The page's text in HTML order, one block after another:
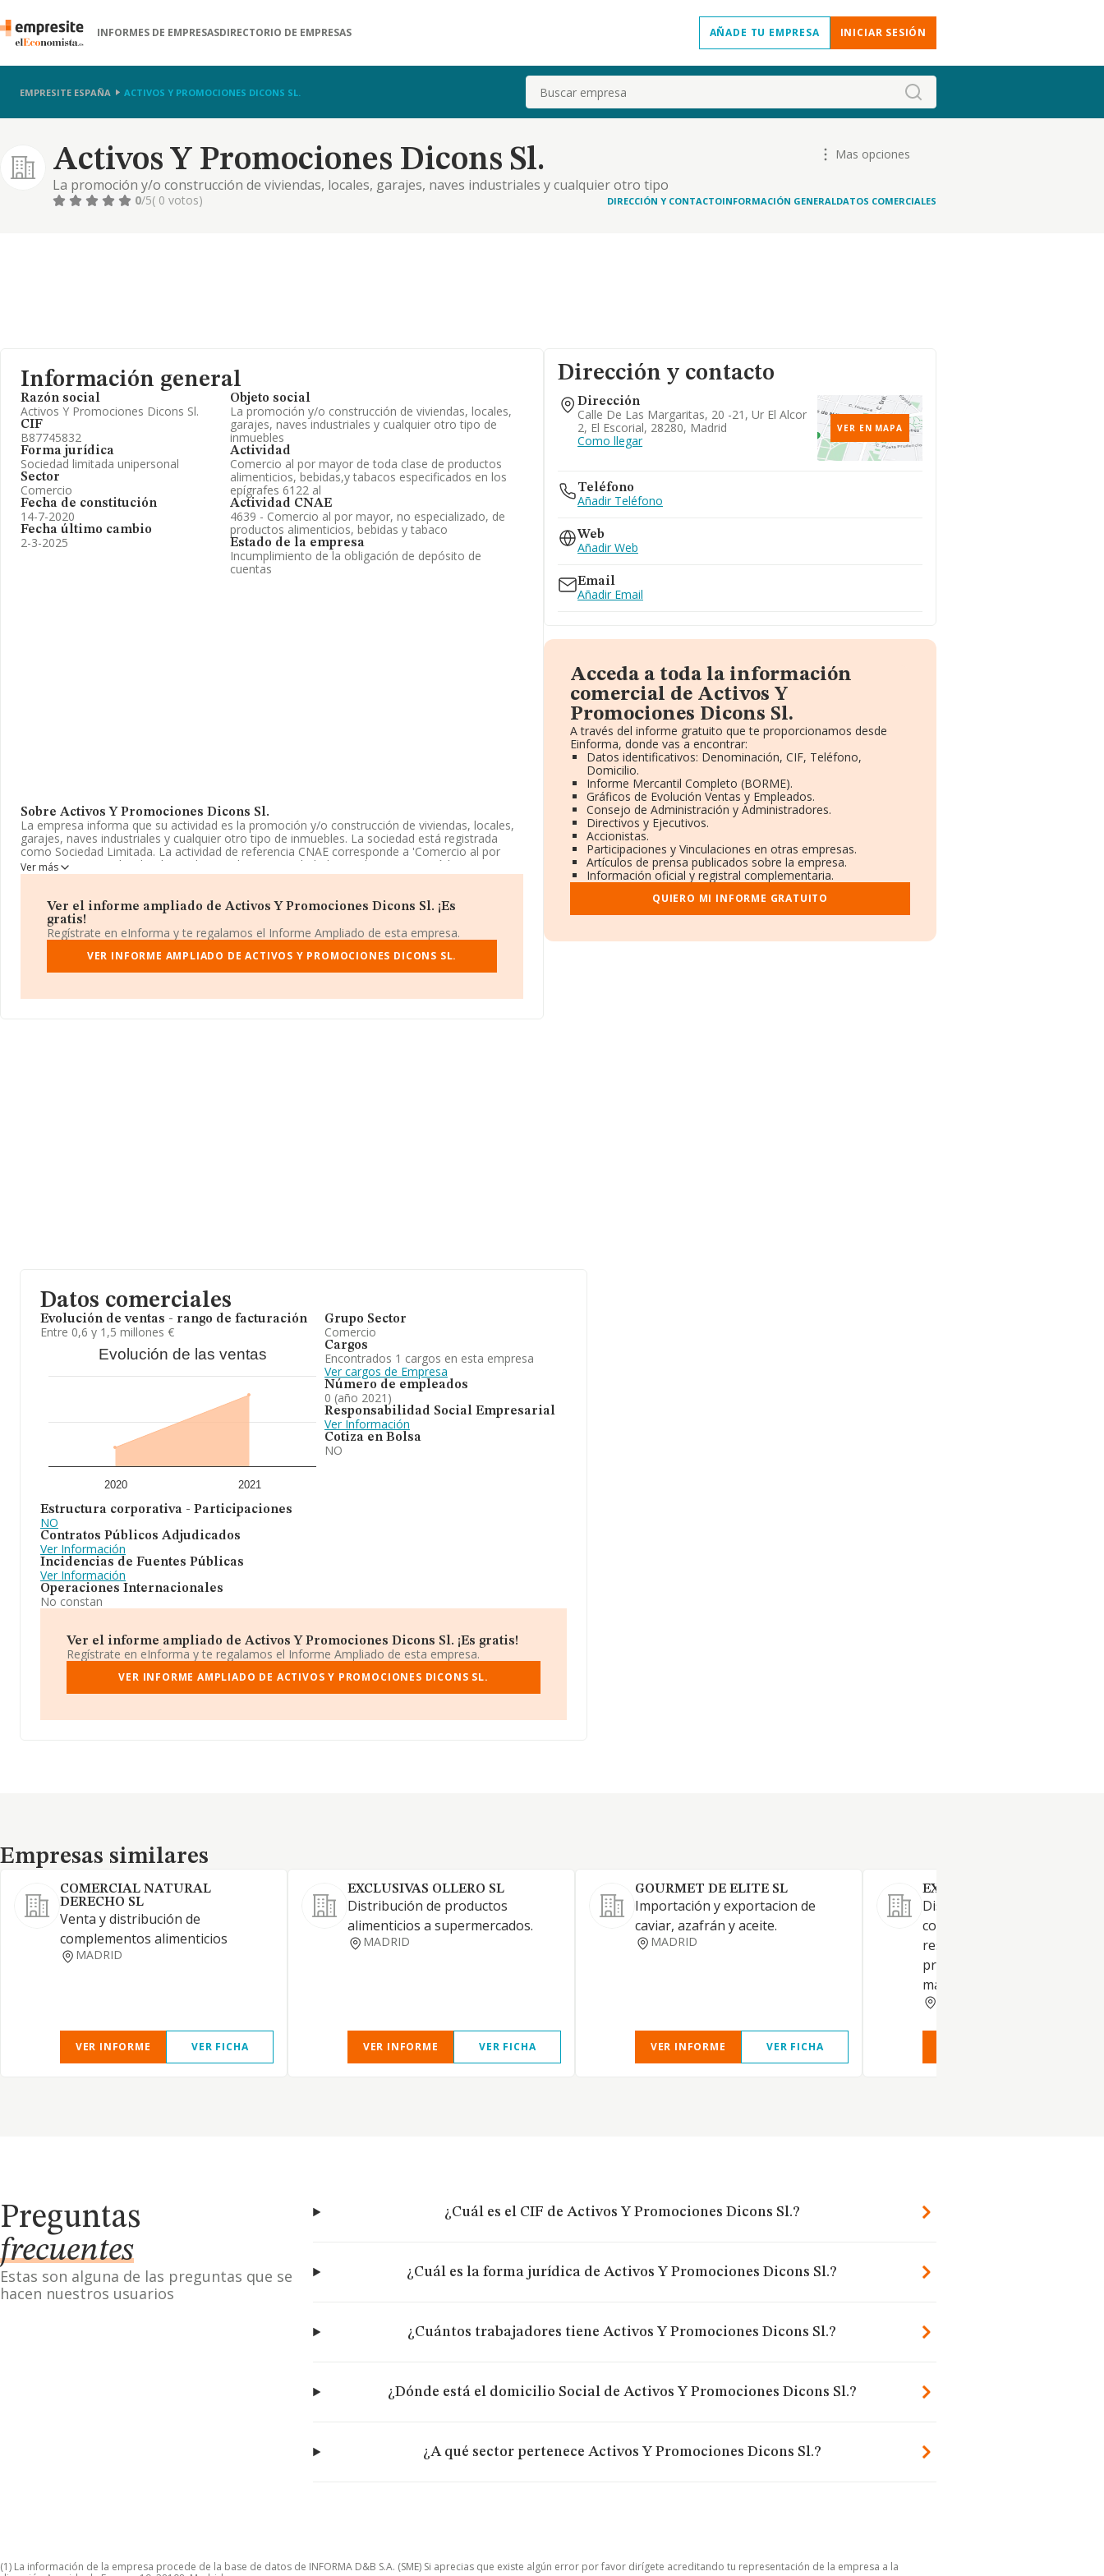
INFORMES DE EMPRESASDIRECTORIO DE EMPRESAS AÑADE TU EMPRESA INICIAR SESIÓN
EMPRESITE ESPAÑA ACTIVOS Y PROMOCIONES DICONS SL. Buscar
Activos Y Promociones Dicons Sl.
La promoción y/o construcción de viviendas, locales, garajes, naves industriales y cualquier otro tipo
de inmuebles
Mas opciones
0/5( 0 votos) DIRECCIÓN Y CONTACTOINFORMACIÓN GENERALDATOS COMERCIALES
Información general
Razón social
Activos Y Promociones Dicons Sl.
CIF
B87745832
Forma jurídica
Sociedad limitada unipersonal
Sector
Comercio
Fecha de constitución
14-7-2020
Fecha último cambio
2-3-2025
Objeto social
La promoción y/o construcción de viviendas, locales,
garajes, naves industriales y cualquier otro tipo de
inmuebles
Actividad
Comercio al por mayor de toda clase de productos
alimenticios, bebidas,y tabacos especificados en los
epígrafes 6122 al
Actividad CNAE
4639 - Comercio al por mayor, no especializado, de
productos alimenticios, bebidas y tabaco
Estado de la empresa
Incumplimiento de la obligación de depósito de
cuentas
Sobre Activos Y Promociones Dicons Sl.
La empresa informa que su actividad es la promoción y/o construcción de viviendas, locales,
garajes, naves industriales y cualquier otro tipo de inmuebles. La sociedad está registrada
como Sociedad Limitada. La actividad de referencia CNAE corresponde a 'Comercio al por
mayor, no especializado, de productos alimenticios, bebidas y tabaco', cuyo Código es 4639.
No realiza actividad de importación y/o exportación.
La empresa Activos y Promociones Dicons S.L, B87745832, tiene domicilio fiscal en Calle
De Las Margaritas núm. 20 -21, Ur El Alcor 2, (28280), El Escorial, Madrid.
En relación con el sector y disponiendo de los datos de hasta 23.763 empresas, la facturación
en el ámbito nacional alcanza los 35.026 millones de euros y el promedio de la facturación de
ventas entre todas las compañías asciende a los 1 millón de euros. Teniendo en cuenta la
ventas han obtenido los 6.821 millones de euros. Finalmente, para completar los datos de
Ver más
Ver el informe ampliado de Activos Y Promociones Dicons Sl. ¡Es
gratis!
Regístrate en eInforma y te regalamos el Informe Ampliado de esta empresa.
VER INFORME AMPLIADO DE ACTIVOS Y PROMOCIONES DICONS SL.
Dirección y contacto
Dirección
Calle De Las Margaritas, 20 -21, Ur El Alcor
2, El Escorial, 28280, Madrid
Como llegar
VER EN MAPA
Teléfono
Añadir Teléfono
Web
Añadir Web
Email
Añadir Email
Acceda a toda la información
comercial de Activos Y
Promociones Dicons Sl.
A través del informe gratuito que te proporcionamos desde
Einforma, donde vas a encontrar:
Datos identificativos: Denominación, CIF, Teléfono,
Domicilio.
Informe Mercantil Completo (BORME).
Gráficos de Evolución Ventas y Empleados.
Consejo de Administración y Administradores.
Directivos y Ejecutivos.
Accionistas.
Participaciones y Vinculaciones en otras empresas.
Artículos de prensa publicados sobre la empresa.
Información oficial y registral complementaria.
QUIERO MI INFORME GRATUITO
Datos comerciales
Evolución de ventas - rango de facturación
Entre 0,6 y 1,5 millones €
Evolución de las ventas
2020 2021
Estructura corporativa - Participaciones
NO
Contratos Públicos Adjudicados
Ver Información
Incidencias de Fuentes Públicas
Ver Información
Operaciones Internacionales
No constan
Grupo Sector
Comercio
Cargos
Encontrados 1 cargos en esta empresa
Ver cargos de Empresa
Número de empleados
0 (año 2021)
Responsabilidad Social Empresarial
Ver Información
Cotiza en Bolsa
NO
Ver el informe ampliado de Activos Y Promociones Dicons Sl. ¡Es gratis!
Regístrate en eInforma y te regalamos el Informe Ampliado de esta empresa.
VER INFORME AMPLIADO DE ACTIVOS Y PROMOCIONES DICONS SL.
Empresas similares
Empresas similares
COMERCIAL NATURAL
DERECHO SL
Venta y distribución de
complementos alimenticios
MADRID
VER INFORME VER FICHA
EXCLUSIVAS OLLERO SL
Distribución de productos
alimenticios a supermercados.
MADRID
VER INFORME VER FICHA
GOURMET DE ELITE SL
Importación y exportacion de
caviar, azafrán y aceite.
MADRID
VER INFORME VER FICHA
EXCLUSIVAS ECOGARBASA
Distribución de alimentación
colectividades (colegios,
residencias, bares...)
principalmente lácteos,
macarrones fideos,
Preguntas
frecuentes
Estas son alguna de las preguntas que se
hacen nuestros usuarios
¿Cuál es el CIF de Activos Y Promociones Dicons Sl.?
¿Cuál es la forma jurídica de Activos Y Promociones Dicons Sl.?
¿Cuántos trabajadores tiene Activos Y Promociones Dicons Sl.?
¿Dónde está el domicilio Social de Activos Y Promociones Dicons Sl.?
¿A qué sector pertenece Activos Y Promociones Dicons Sl.?
(1) La información de la empresa procede de la base de datos de INFORMA D&B S.A. (SME) Si aprecias que existe algún error por favor dirígete acreditando tu representación de la empresa a la